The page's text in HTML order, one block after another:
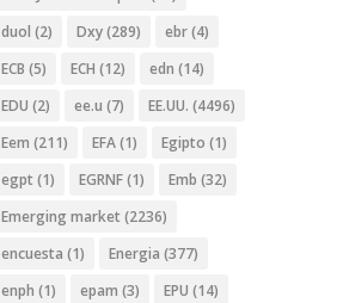
duol (2) Dxy(289) ebr(4)
ECB (5) ECH (12) edn (14)
EDU (2) ee.u (7) EE.UU. (4496)
Eem (211) EFA(1) Egipto (1)
egpt (1) EGRNF(1) Emb (32)
Emerging market (2236)
encuesta (1) Energia (377)
enph (1) epam (3) EPU (14)